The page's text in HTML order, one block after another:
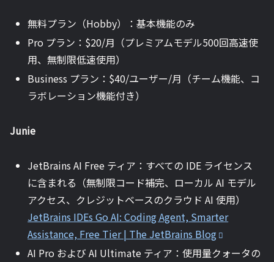
無料プラン（Hobby）：基本機能のみ
Pro プラン：$20/月（プレミアムモデル500回高速使
用、無制限低速使用）
Business プラン：$40/ユーザー/月（チーム機能、コ
ラボレーション機能付き）
Junie
JetBrains AI Free ティア：すべての IDE ライセンス
に含まれる（無制限コード補完、ローカル AI モデル
アクセス、クレジットベースのクラウド AI 使用）
JetBrains IDEs Go AI: Coding Agent, Smarter
Assistance, Free Tier | The JetBrains Blog
AI Pro および AI Ultimate ティア：使用量クォータの